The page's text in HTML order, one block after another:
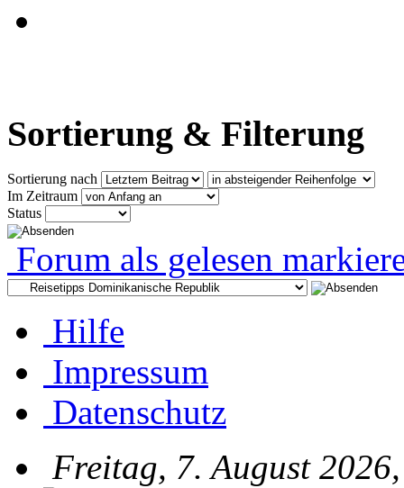
Sortierung & Filterung
Sortierung nach
Im Zeitraum
Status
Forum als gelesen
Hilfe
Impressum
Datenschutz
Freitag, 7. August